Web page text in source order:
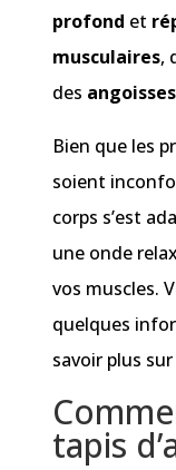
profond et
musculaires,
des angoisses
Bien que les
soient
corps s’est
une onde
vos muscles.
quelques
savoir plus
tapis